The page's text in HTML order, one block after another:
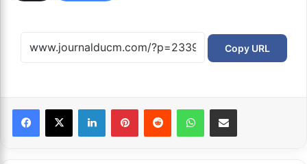
Copy URL